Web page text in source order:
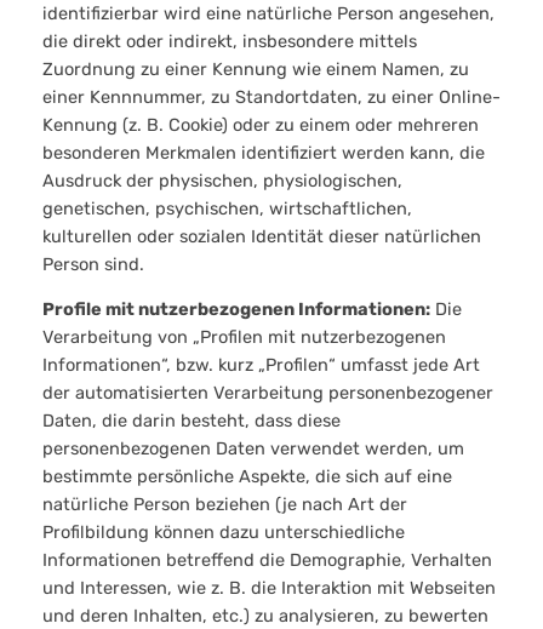
identifizierbar wird eine natürliche Person angesehen,
die direkt oder indirekt, insbesondere mittels
Zuordnung zu einer Kennung wie einem Namen, zu
einer Kennnummer, zu Standortdaten, zu einer Online-
Kennung (z. B. Cookie) oder zu einem oder mehreren
besonderen Merkmalen identifiziert werden kann, die
Ausdruck der physischen, physiologischen,
genetischen, psychischen, wirtschaftlichen,
kulturellen oder sozialen Identität dieser natürlichen
Person sind.
Profile mit nutzerbezogenen Informationen:Die
Verarbeitung von „Profilen mit nutzerbezogenen
Informationen“, bzw. kurz „Profilen“ umfasst jede Art
der automatisierten Verarbeitung personenbezogener
Daten, die darin besteht, dass diese
personenbezogenen Daten verwendet werden, um
bestimmte persönliche Aspekte, die sich auf eine
natürliche Person beziehen (je nach Art der
Profilbildung können dazu unterschiedliche
Informationen betreffend die Demographie, Verhalten
und Interessen, wie z. B. die Interaktion mit Webseiten
und deren Inhalten, etc.) zu analysieren, zu bewerten